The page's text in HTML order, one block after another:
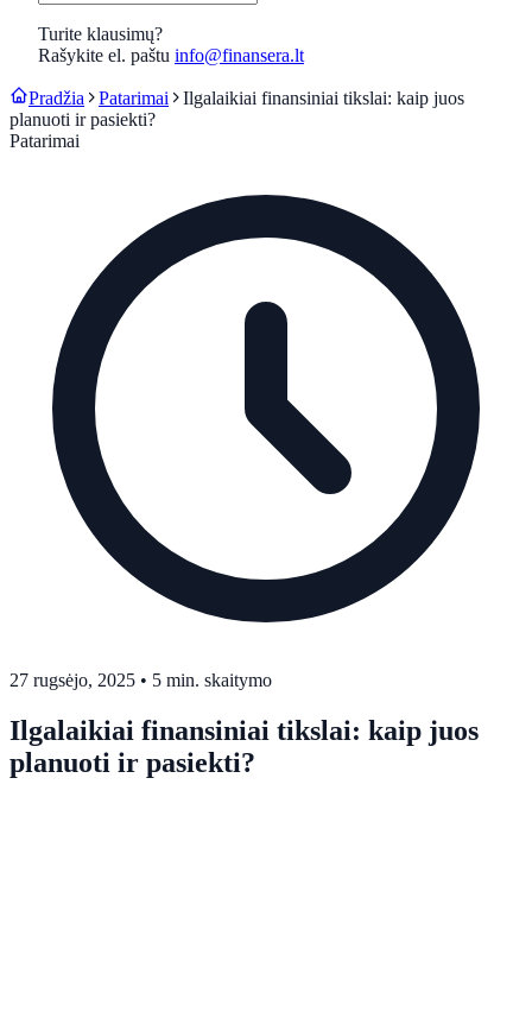
Turite klausimų?
Rašykite el. paštu info@finansera.lt
Pradžia Patarimai
Ilgalaikiai finansiniai tikslai: kaip juos
planuoti ir pasiekti?
Patarimai
27 rugsėjo, 2025 • 5 min. skaitymo
Ilgalaikiai finansiniai tikslai: kaip juos
planuoti ir pasiekti?